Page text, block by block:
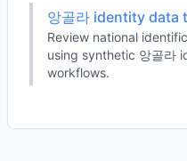
앙골라 identity data
Review national
using synthetic 앙골라
workflows.